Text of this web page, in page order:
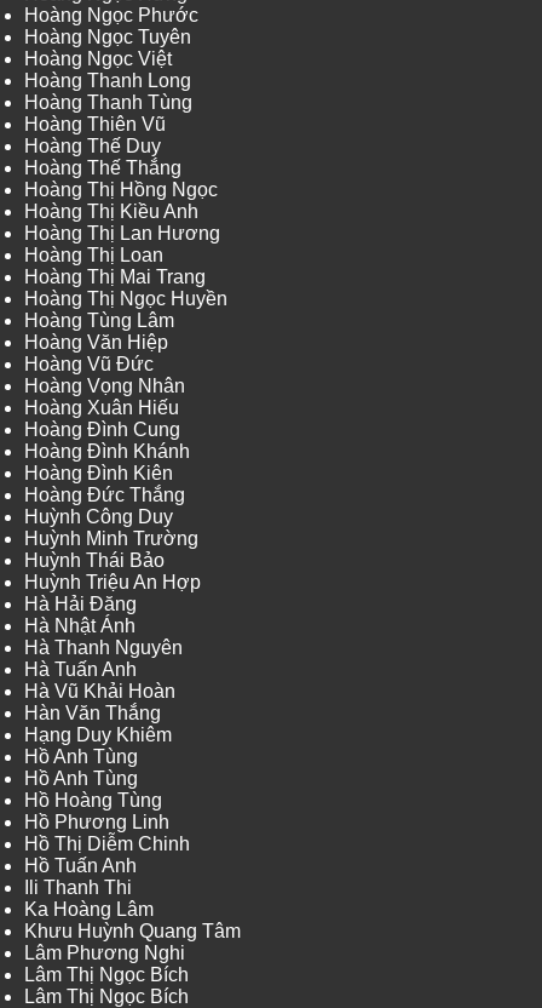
Hoàng Ngọc Phước
Hoàng Ngọc Tuyên
Hoàng Ngọc Việt
Hoàng Thanh Long
Hoàng Thanh Tùng
Hoàng Thiên Vũ
Hoàng Thế Duy
Hoàng Thế Thắng
Hoàng Thị Hồng Ngọc
Hoàng Thị Kiều Anh
Hoàng Thị Lan Hương
Hoàng Thị Loan
Hoàng Thị Mai Trang
Hoàng Thị Ngọc Huyền
Hoàng Tùng Lâm
Hoàng Văn Hiệp
Hoàng Vũ Đức
Hoàng Vọng Nhân
Hoàng Xuân Hiếu
Hoàng Đình Cung
Hoàng Đình Khánh
Hoàng Đình Kiên
Hoàng Đức Thắng
Huỳnh Công Duy
Huỳnh Minh Trường
Huỳnh Thái Bảo
Huỳnh Triệu An Hợp
Hà Hải Đăng
Hà Nhật Ánh
Hà Thanh Nguyên
Hà Tuấn Anh
Hà Vũ Khải Hoàn
Hàn Văn Thắng
Hạng Duy Khiêm
Hồ Anh Tùng
Hồ Anh Tùng
Hồ Hoàng Tùng
Hồ Phương Linh
Hồ Thị Diễm Chinh
Hồ Tuấn Anh
Ili Thanh Thi
Ka Hoàng Lâm
Khưu Huỳnh Quang Tâm
Lâm Phương Nghi
Lâm Thị Ngọc Bích
Lâm Thị Ngọc Bích